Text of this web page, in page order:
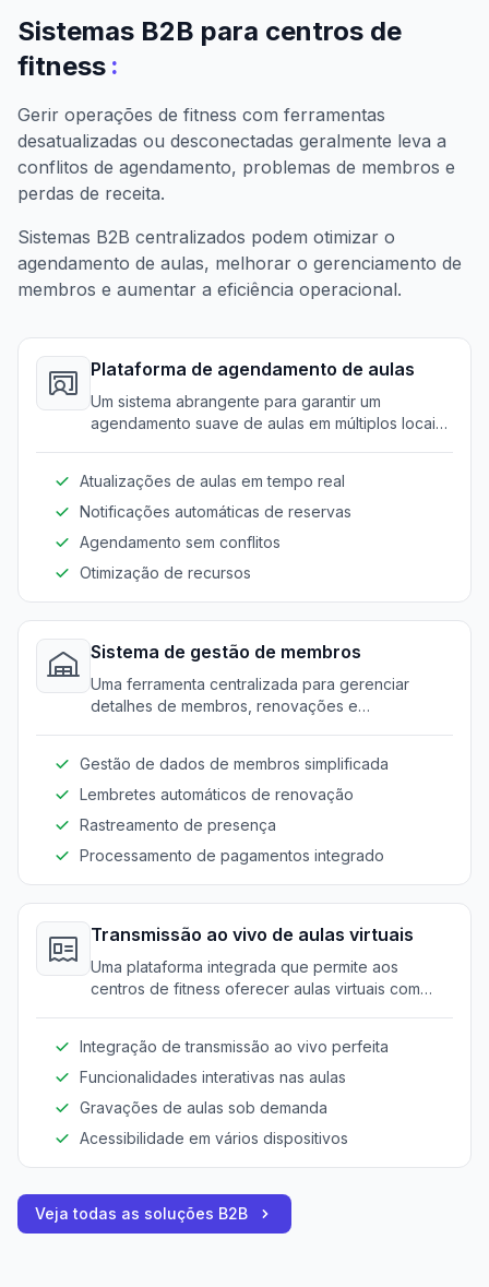
Sistemas B2B para centros de
fitness :
Gerir operações de fitness com ferramentas
desatualizadas ou desconectadas geralmente leva a
conflitos de agendamento, problemas de membros e
perdas de receita.
Sistemas B2B centralizados podem otimizar o
agendamento de aulas, melhorar o gerenciamento de
membros e aumentar a eficiência operacional.
Plataforma de agendamento de aulas
Um sistema abrangente para garantir um
agendamento suave de aulas em múltiplos locais
Atualizações de aulas em tempo real
Notificações automáticas de reservas
Agendamento sem conflitos
Otimização de recursos
Sistema de gestão de membros
Uma ferramenta centralizada para gerenciar
detalhes de membros, renovações e
Gestão de dados de membros simplificada
Lembretes automáticos de renovação
Rastreamento de presença
Processamento de pagamentos integrado
Transmissão ao vivo de aulas virtuais
Uma plataforma integrada que permite aos
centros de fitness oferecer aulas virtuais com
Integração de transmissão ao vivo perfeita
Funcionalidades interativas nas aulas
Gravações de aulas sob demanda
Acessibilidade em vários dispositivos
Veja todas as soluções B2B